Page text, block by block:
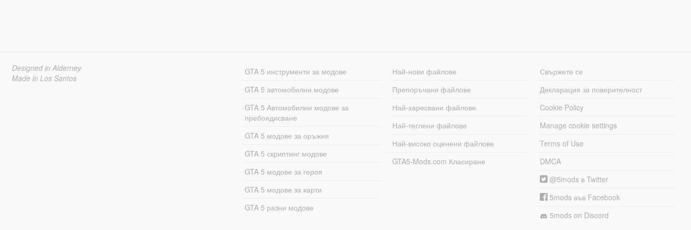
Designed in Alderney
Made in Los Santos
GTA 5 инструменти за модове
GTA 5 автомобилни модове
GTA 5 Автомобилни модове за
пребоядисване
GTA 5 модове за оръжия
GTA 5 скриптинг модове
GTA 5 модове за героя
GTA 5 модове за карти
GTA 5 разни модове
Най-нови файлове
Препоръчани файлове
Най-харесвани файлове
Най-теглени файлове
Най-високо оценени файлове
GTA5-Mods.com Класиране
Свържете се
Декларация за поверителност
Cookie Policy
Manage cookie settings
Terms of Use
DMCA
@5mods в Twitter
5mods във Facebook
5mods on Discord